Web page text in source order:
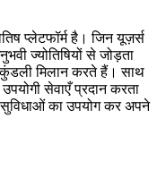
प्लेटफॉर्म है। जिन यूज़र्स
ज्योतिषियों से जोड़ता
मिलान करते हैं। साथ
सेवाएँ प्रदान करता
सुविधाओं का उपयोग कर अपने